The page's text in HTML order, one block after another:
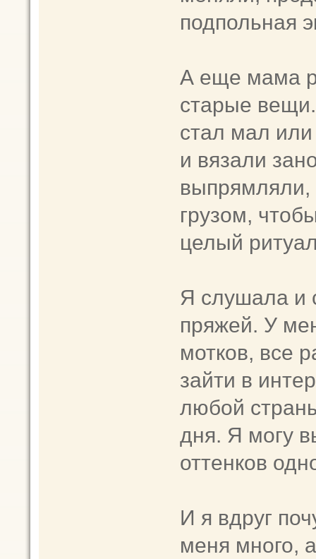
подпольная
А еще мама
старые
стал мал
и вязали
грузом,
целый
Я слушала и
пряжей. У
мотков, все
зайти в
любой
дня. Я могу
оттенков
И я вдруг
меня много,